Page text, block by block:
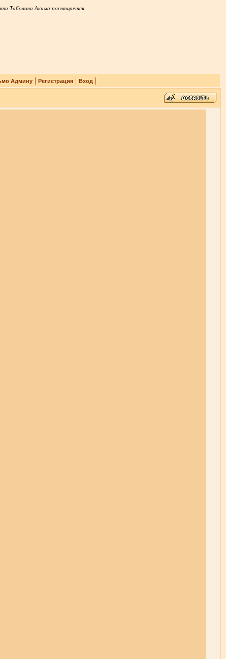
Таболова Акима посвящается.
Админу| Регистрация| Вход |